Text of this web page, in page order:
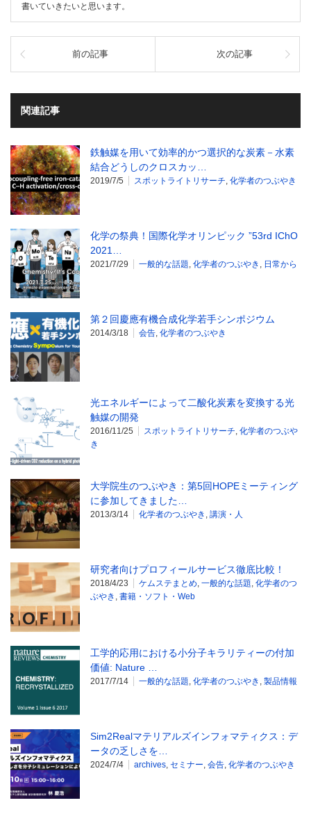
書いていきたいと思います。
前の記事 次の記事
関連記事
鉄触媒を用いて効率的かつ選択的な炭素－水素
結合どうしのクロスカッ…
2019/7/5 スポットライトリサーチ 化学者のつぶやき
化学の祭典！国際化学オリンピック ”53rd IChO
2021…
2021/7/29 一般的な話題 化学者のつぶやき 日常から
第２回慶應有機合成化学若手シンポジウム
2014/3/18 会告 化学者のつぶやき
光エネルギーによって二酸化炭素を変換する光
触媒の開発
2016/11/25 スポットライトリサーチ 化学者のつぶや
き
大学院生のつぶやき：第5回HOPEミーティング
に参加してきました…
2013/3/14 化学者のつぶやき 講演・人
研究者向けプロフィールサービス徹底比較！
2018/4/23 ケムステまとめ 一般的な話題 化学者のつ
ぶやき 書籍・ソフト・Web
工学的応用における小分子キラリティーの付加
価値: Nature …
2017/7/14 一般的な話題 化学者のつぶやき 製品情報
Sim2Realマテリアルズインフォマティクス：デ
ータの乏しさを…
2024/7/4 archives セミナー 会告 化学者のつぶやき